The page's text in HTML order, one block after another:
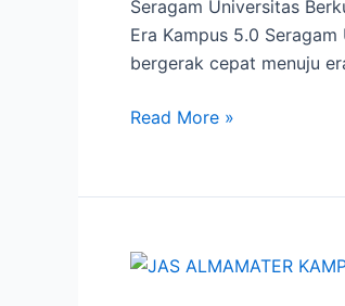
Seragam Universitas
Era Kampus 5.0
bergerak cepat menuju
di
Surabaya
Jaya
Read More »
Seragam